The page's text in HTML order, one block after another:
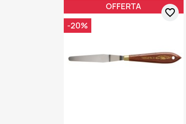
OFFERTA
-20%
favorite_border